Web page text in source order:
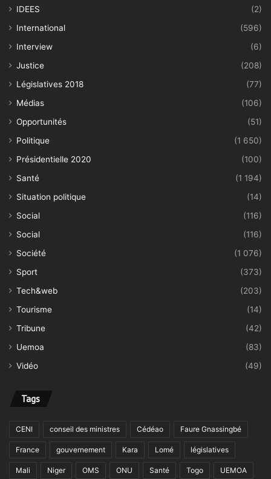
IDEES
(2)
International
(596)
Interview
(6)
Justice
(208)
Législatives 2018
(77)
Médias
(106)
Opportunités
(51)
Politique
(1 650)
Présidentielle 2020
(100)
Santé
(1 194)
Situation politique
(14)
Social
(116)
Social
(116)
Société
(1 076)
Sport
(373)
Tech&web
(203)
Tourisme
(14)
Tribune
(42)
Uemoa
(83)
Vidéo
(49)
Tags
CENI conseil des ministres Cédéao Faure Gnassingbé
France gouvernement Kara Lomé législatives
Mali Niger OMS ONU Santé Togo UEMOA